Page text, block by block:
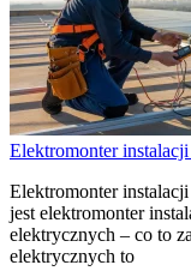
Elektromonter
Elektromonter
jest elektromonter
elektrycznych – co to
elektrycznych to